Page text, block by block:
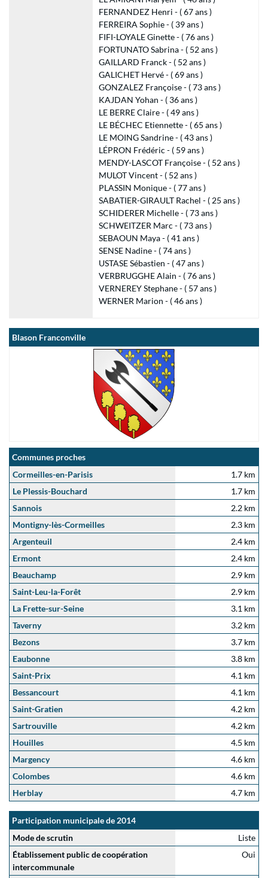
FERNANDEZ Henri - ( 67 ans )
FERREIRA Sophie - ( 39 ans )
FIFI-LOYALE Ginette - ( 76 ans )
FORTUNATO Sabrina - ( 52 ans )
GAILLARD Franck - ( 52 ans )
GALICHET Hervé - ( 69 ans )
GONZALEZ Françoise - ( 73 ans )
KAJDAN Yohan - ( 36 ans )
LE BERRE Claire - ( 49 ans )
LE BÉCHEC Etiennette - ( 65 ans )
LE MOING Sandrine - ( 43 ans )
LÉPRON Frédéric - ( 59 ans )
MENDY-LASCOT Françoise - ( 52 ans )
MULOT Vincent - ( 52 ans )
PLASSIN Monique - ( 77 ans )
SABATIER-GIRAULT Rachel - ( 25 ans )
SCHIDERER Michelle - ( 73 ans )
SCHWEITZER Marc - ( 73 ans )
SEBAOUN Maya - ( 41 ans )
SENSE Nadine - ( 74 ans )
USTASE Sébastien - ( 47 ans )
VERBRUGGHE Alain - ( 76 ans )
VERNEREY Stephane - ( 57 ans )
WERNER Marion - ( 46 ans )
Blason Franconville
Communes proches
Cormeilles-en-Parisis
1.7 km
Le Plessis-Bouchard
1.7 km
Sannois
2.2 km
Montigny-lès-Cormeilles
2.3 km
Argenteuil
2.4 km
Ermont
2.4 km
Beauchamp
2.9 km
Saint-Leu-la-Forêt
2.9 km
La Frette-sur-Seine
3.1 km
Taverny
3.2 km
Bezons
3.7 km
Eaubonne
3.8 km
Saint-Prix
4.1 km
Bessancourt
4.1 km
Saint-Gratien
4.2 km
Sartrouville
4.2 km
Houilles
4.5 km
Margency
4.6 km
Colombes
4.6 km
Herblay
4.7 km
Participation municipale de 2014
Mode de scrutin
Liste
Établissement public de coopération
intercommunale
Oui